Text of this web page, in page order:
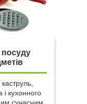
посуду
кухонного